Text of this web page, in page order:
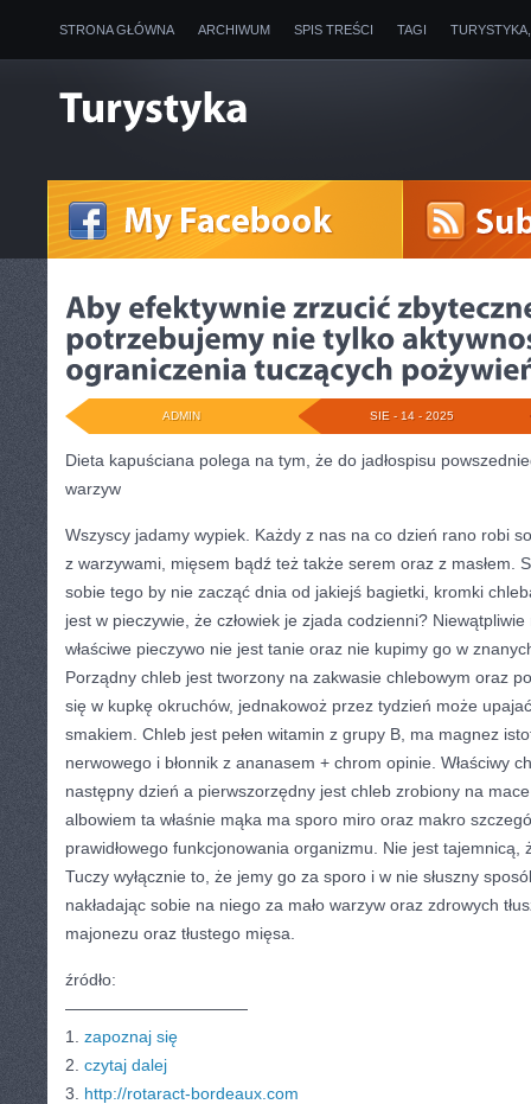
STRONA GŁÓWNA ARCHIWUM SPIS TREŚCI TAGI
SIE - 14 - 2025
ADMIN
Dieta kapuściana polega na tym, że do jadłospisu
warzyw
Wszyscy jadamy wypiek. Każdy z nas na co dzień rano robi
z warzywami, mięsem bądź też także serem oraz z masłem.
sobie tego by nie zacząć dnia od jakiejś bagietki, kromki
jest w pieczywie, że człowiek je zjada codzienni?
właściwe pieczywo nie jest tanie oraz nie kupimy go w
Porządny chleb jest tworzony na zakwasie chlebowym oraz
się w kupkę okruchów, jednakowoż przez tydzień może
smakiem. Chleb jest pełen witamin z grupy B, ma magnez
nerwowego i błonnik z ananasem + chrom opinie. Właściwy
następny dzień a pierwszorzędny jest chleb zrobiony na
albowiem ta właśnie mąka ma sporo miro oraz makro
prawidłowego funkcjonowania organizmu. Nie jest tajemnicą,
Tuczy wyłącznie to, że jemy go za sporo i w nie słuszny
nakładając sobie na niego za mało warzyw oraz zdrowych
majonezu oraz tłustego mięsa.
źródło:
———————————
1. zapoznaj się
2. czytaj dalej
3. http://rotaract-bordeaux.com